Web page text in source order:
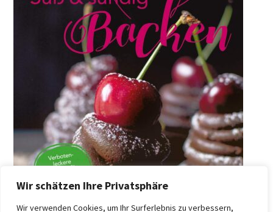
Wir schätzen Ihre Privatsphäre
Wir verwenden Cookies, um Ihr Surferlebnis zu verbessern,